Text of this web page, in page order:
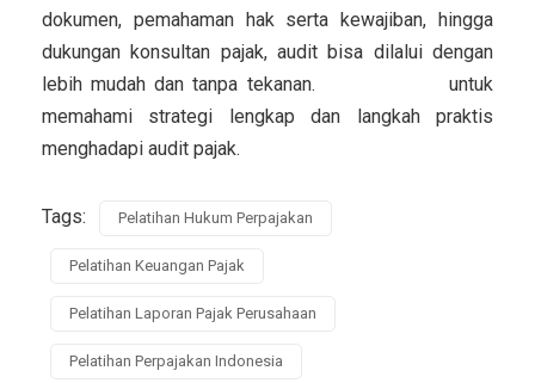
dokumen, pemahaman hak serta kewajiban, hingga
dukungan konsultan pajak, audit bisa dilalui dengan
lebih mudah dan tanpa tekanan.
untuk
memahami strategi lengkap dan langkah praktis
menghadapi audit pajak.
Tags: Pelatihan Hukum Perpajakan
Pelatihan Keuangan Pajak
Pelatihan Laporan Pajak Perusahaan
Pelatihan Perpajakan Indonesia